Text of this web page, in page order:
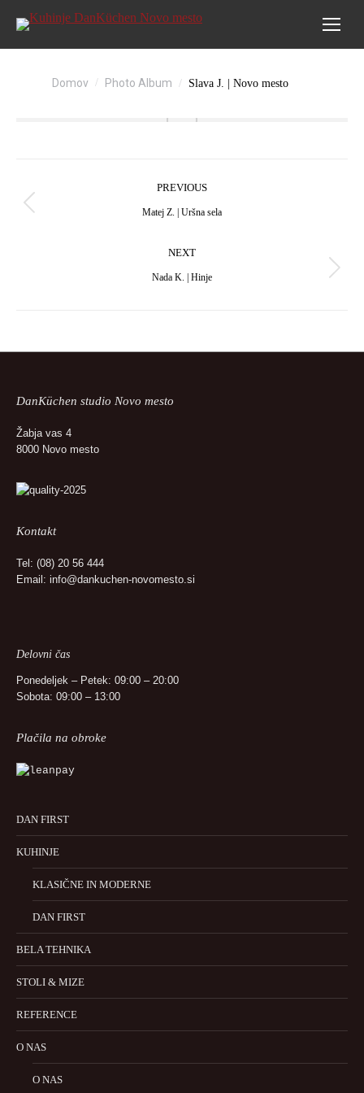
You are here:
Domov Photo Album Slava J. | Novo mesto
navigation
PREVIOUS
Previous
Matej Z. | Uršna sela
NEXT
Next
Nada K. | Hinje
DanKüchen studio Novo mesto
Žabja vas 4
8000 Novo mesto
Kontakt
Tel: (08) 20 56 444
Email: info@dankuchen-novomesto.si
Delovni čas
Ponedeljek – Petek: 09:00 – 20:00
Sobota: 09:00 – 13:00
Plačila na obroke
DAN FIRST
KUHINJE
KLASIČNE IN MODERNE
DAN FIRST
BELA TEHNIKA
STOLI & MIZE
REFERENCE
O NAS
O NAS